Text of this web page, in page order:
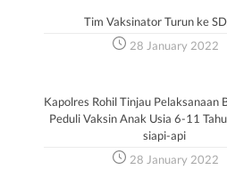
Tim Vaksinator Turun ke
28 January 2022
Kapolres Rohil Tinjau Pelaksanaan
Peduli Vaksin Anak Usia 6-11
siapi-api
28 January 2022